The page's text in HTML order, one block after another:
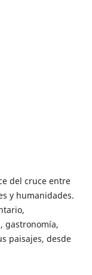
del cruce entre
y humanidades.
gastronomía,
paisajes, desde